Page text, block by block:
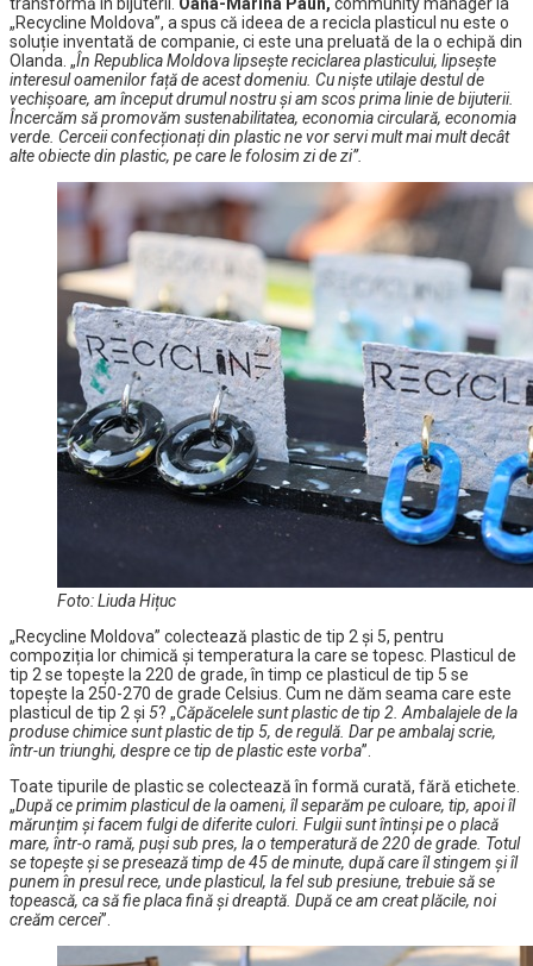
„Recycline Moldova”, a spus că ideea de a recicla plasticul nu este o
soluție inventată de companie, ci este una preluată de la o echipă din
Olanda. „În Republica Moldova lipsește reciclarea plasticului, lipsește
interesul oamenilor față de acest domeniu. Cu niște utilaje destul de
vechișoare, am început drumul nostru și am scos prima linie de bijuterii.
Încercăm să promovăm sustenabilitatea, economia circulară, economia
verde. Cerceii confecționați din plastic ne vor servi mult mai mult decât
alte obiecte din plastic, pe care le folosim zi de zi”.
Foto: Liuda Hițuc
„Recycline Moldova” colectează plastic de tip 2 și 5, pentru
compoziția lor chimică și temperatura la care se topesc. Plasticul de
tip 2 se topește la 220 de grade, în timp ce plasticul de tip 5 se
topește la 250-270 de grade Celsius. Cum ne dăm seama care este
plasticul de tip 2 și 5? „Căpăcelele sunt plastic de tip 2. Ambalajele de la
produse chimice sunt plastic de tip 5, de regulă. Dar pe ambalaj scrie,
într-un triunghi, despre ce tip de plastic este vorba”.
Toate tipurile de plastic se colectează în formă curată, fără etichete.
„După ce primim plasticul de la oameni, îl separăm pe culoare, tip, apoi îl
mărunțim și facem fulgi de diferite culori. Fulgii sunt întinși pe o placă
mare, într-o ramă, puși sub pres, la o temperatură de 220 de grade. Totul
se topește și se presează timp de 45 de minute, după care îl stingem și îl
punem în presul rece, unde plasticul, la fel sub presiune, trebuie să se
topească, ca să fie placa fină și dreaptă. După ce am creat plăcile, noi
creăm cercei”.